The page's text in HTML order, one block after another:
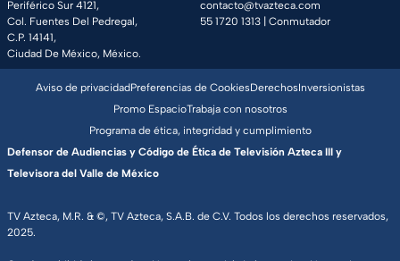
Periférico Sur 4121,
Col. Fuentes Del Pedregal,
C.P. 14141,
Ciudad De México, México.
contacto@tvazteca.com
55 1720 1313 | Conmutador
TV Azteca, M.R. & ©, TV Azteca, S.A.B. de C.V. Todos los derechos reservados,
2025.
Aviso de privacidadPreferencias de CookiesDerechosInversionistas
Promo EspacioTrabaja con nosotros
Programa de ética, integridad y cumplimiento
Defensor de Audiencias y Código de Ética de Televisión Azteca III y
Televisora del Valle de México